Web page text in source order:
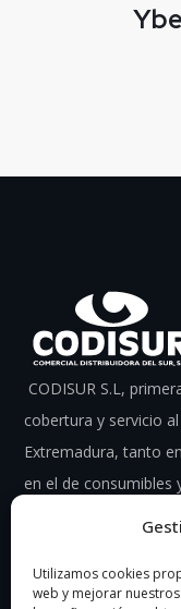
Utilizamos cookies
web y mejorar
CODISUR S.L,
cobertura y servicio
Extremadura, tanto
en el de consumibles